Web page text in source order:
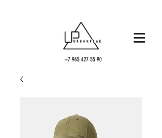
+7 965 427 55 90